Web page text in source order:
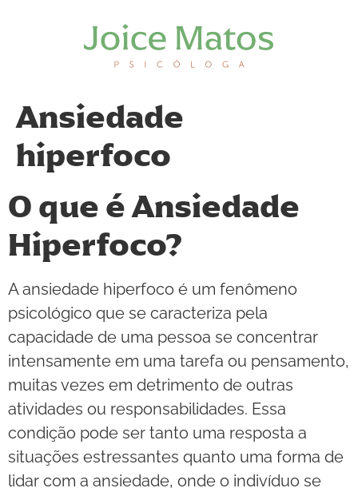
Ansiedade
hiperfoco
O que é Ansiedade
Hiperfoco?
A ansiedade hiperfoco é um fenômeno
psicológico que se caracteriza pela
capacidade de uma pessoa se concentrar
intensamente em uma tarefa ou pensamento,
muitas vezes em detrimento de outras
atividades ou responsabilidades. Essa
condição pode ser tanto uma resposta a
situações estressantes quanto uma forma de
lidar com a ansiedade, onde o indivíduo se